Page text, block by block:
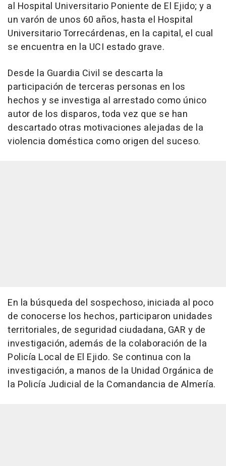
al Hospital Universitario Poniente de El Ejido; y a
un varón de unos 60 años, hasta el Hospital
Universitario Torrecárdenas, en la capital, el cual
se encuentra en la UCI estado grave.
Desde la Guardia Civil se descarta la
participación de terceras personas en los
hechos y se investiga al arrestado como único
autor de los disparos, toda vez que se han
descartado otras motivaciones alejadas de la
violencia doméstica como origen del suceso.
En la búsqueda del sospechoso, iniciada al poco
de conocerse los hechos, participaron unidades
territoriales, de seguridad ciudadana, GAR y de
investigación, además de la colaboración de la
Policía Local de El Ejido. Se continua con la
investigación, a manos de la Unidad Orgánica de
la Policía Judicial de la Comandancia de Almería.